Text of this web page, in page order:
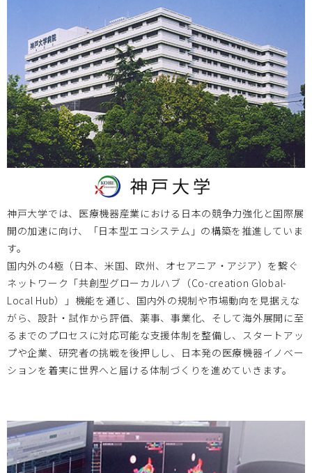
10/11「救命救急、災害医療、やさしい病院をテーマに共同
開発を」開催ご案内
北海道大学 2023.09.15
2023/09/25 ヘルスケア・医療機器の創業/事業立上きっか
けセミナー 【第１回】のご案内
北海道大学 2023.09.15
2023/09/20 医工連携セミナーのお知らせ
「献体を使用した臨床医学の 教育・研究システムと医療機
器開発の最新動向」
岡山大学 2023.09.04
せ
神戸大学では、医療機器産業における日本の競争力強化と国際展
開の加速に向け、「日本型エコシステム」の構築を推進していま
す。
国内外の4極（日本、米国、欧州、オセアニア・アジア）を繋ぐ
ネットワーク「共創型グローカルハブ（Co-creation Global-
Local Hub）」機能を通じ、国内外の規制や市場動向を見据えな
がら、設計・試作から評価、薬事、事業化、そして海外展開に至
るまでのプロセスに対応可能な支援体制を整備し、スタートアッ
プや企業、研究者の挑戦を後押しし、日本発の医療機器イノベー
ションを着実に世界へと届ける体制づくりを進めていきます。